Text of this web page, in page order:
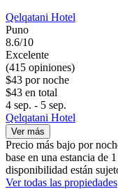
Qelqatani Hotel
Puno
8.6/10
Excelente
(415 opiniones)
$43 por noche
$43 en total
4 sep. - 5 sep.
Qelqatani Hotel
Ver más
Precio más bajo por
base en una estancia de
disponibilidad están
Ver todas las propiedades